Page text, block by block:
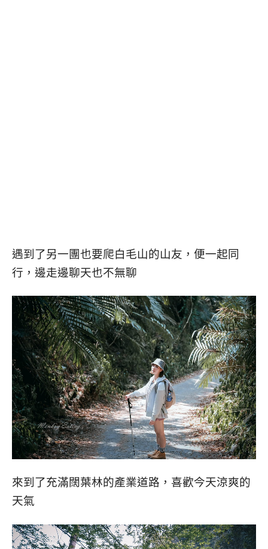
遇到了另一團也要爬白毛山的山友，便一起同
行，邊走邊聊天也不無聊
來到了充滿闊葉林的產業道路，喜歡今天涼爽的
天氣